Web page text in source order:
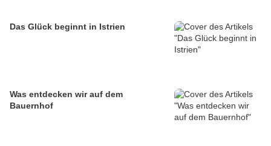
Das Glück beginnt in Istrien
Was entdecken wir auf dem
Bauernhof